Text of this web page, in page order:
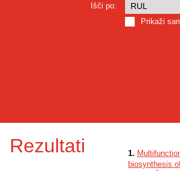
Išči po:
Prikaži
Rezultati 1.
biosynthesis